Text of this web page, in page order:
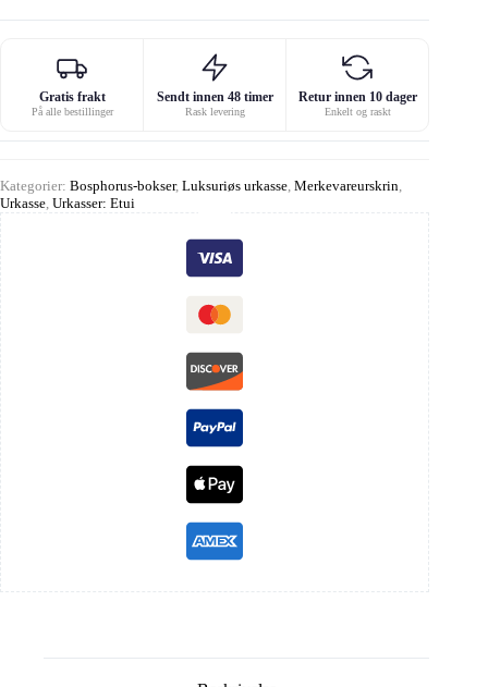
Gratis frakt
På alle bestillinger
Sendt innen 48 timer
Rask levering
Retur innen 10 dager
Enkelt og raskt
Kategorier: Bosphorus-bokser, Luksuriøs urkasse Merkevareurskrin
Urkasse Urkasser: Etui